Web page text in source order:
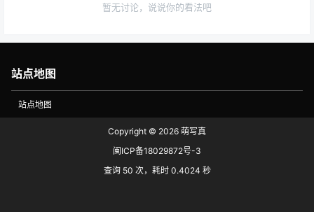
暂无讨论，说说你的看法吧
站点地图
站点地图
Copyright © 2026 萌写真
闽ICP备18029872号-3
查询 50 次，耗时 0.4024 秒